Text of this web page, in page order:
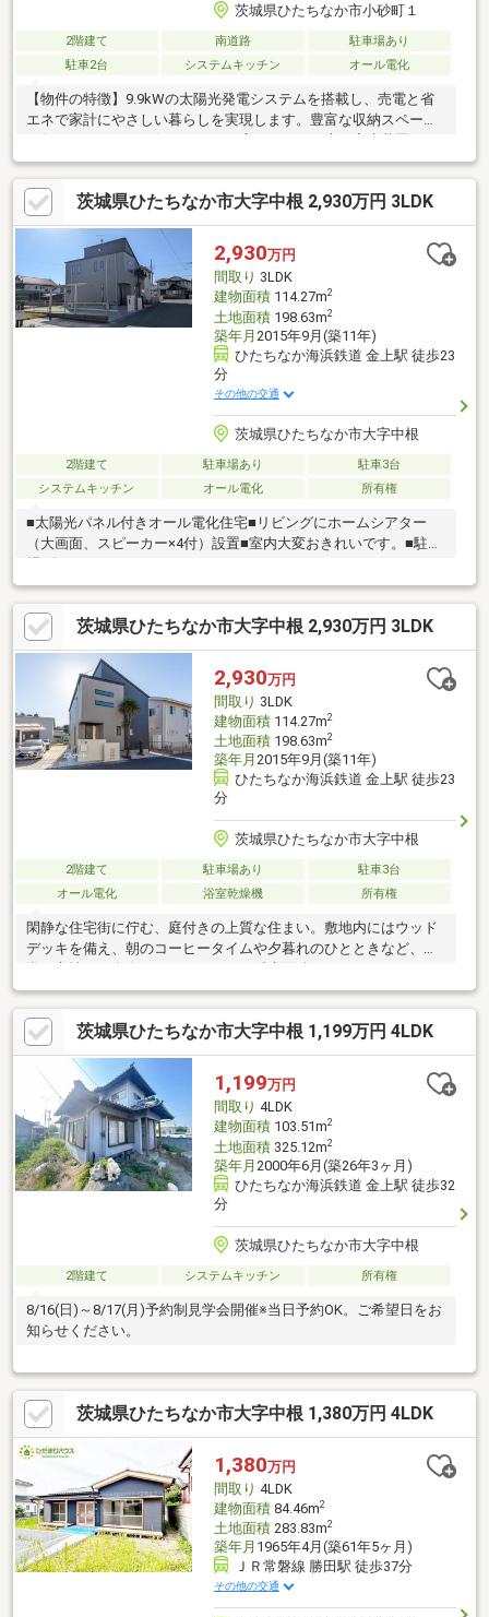
茨城県ひたちなか市小砂町１
2階建て 南道路
駐車場あり
駐車2台
システムキッチン オール電化
【物件の特徴】9.9kWの太陽光発電システムを搭載し、売電と省
エネで家計にやさしい暮らしを実現します。豊富な収納スペース
で住まいをすっきり保ちやすく、広々としたお庭は家庭菜園や
BBQ、お子さまの遊び場など、多彩な使い方が楽しめます。快適
さと経済性を兼ね備えた、魅力あふれる一邸です。【エリアの特
徴】・閑静な住宅街で始める新生活 心安らぐ住まい【周辺環
境】・小学校：徒歩約6分（約440ｍ）・中学校：徒歩約8分（約
600ｍ）・スーパー：徒歩約12分（約850ｍ）・コンビニ：徒歩約
６分（約400ｍ）ご見学希望や質問点などお気軽にお問合せくだ
さい。お電話でもOK。
茨城県ひたちなか市大字中根 2,930万円 3LDK
2,930万円
間取り 3LDK
建物面積114.27m2
土地面積198.63m2
築年月 2015年9月(築11年)
ひたちなか海浜鉄道 金上駅 徒歩23
分
その他の交通
茨城県ひたちなか市大字中根
2階建て 駐車場あり
駐車3台
システムキッチン
オール電化 所有権
■太陽光パネル付きオール電化住宅■リビングにホームシアター
（大画面、スピーカー×4付）設置■室内大変おきれいです。■駐車
茨城県ひたちなか市大字中根 2,930万円 3LDK
2,930万円
間取り 3LDK
建物面積114.27m2
土地面積198.63m2
築年月 2015年9月(築11年)
ひたちなか海浜鉄道 金上駅 徒歩23
分
茨城県ひたちなか市大字中根
2階建て 駐車場あり
駐車3台
オール電化
浴室乾燥機 所有権
閑静な住宅街に佇む、庭付きの上質な住まい。敷地内にはウッド
デッキを備え、朝のコーヒータイムや夕暮れのひとときなど、日
る3LDKは、生活動線に配慮した無駄のない間取りで、家族それぞ
れが快適に過ごせる設計。オール電化・太陽光発電システムを採
用し、環境性能と経済性にも配慮されています。カウンターキッ
チンや豊富な収納も魅力。駐車場は4台分確保され、来客時にも安
心です。
茨城県ひたちなか市大字中根 1,199万円 4LDK
1,199万円
間取り 4LDK
建物面積103.51m2
土地面積325.12m2
築年月 2000年6月(築26年3ヶ月)
ひたちなか海浜鉄道 金上駅 徒歩32
分
茨城県ひたちなか市大字中根
2階建て システムキッチン 所有権
8/16(日)～8/17(月)予約制見学会開催※当日予約OK。ご希望日をお
知らせください。
茨城県ひたちなか市大字中根 1,380万円 4LDK
1,380万円
間取り 4LDK
建物面積84.46m2
土地面積283.83m2
築年月 1965年4月(築61年5ヶ月)
ＪＲ常磐線 勝田駅 徒歩37分
その他の交通